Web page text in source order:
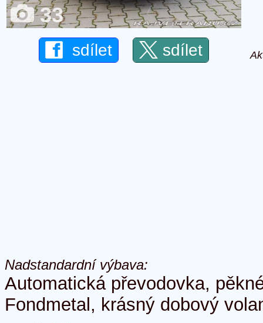
33
sdílet sdílet
Nadstandardní výbava:
Automatická převodovka,
Fondmetal, krásný dobový